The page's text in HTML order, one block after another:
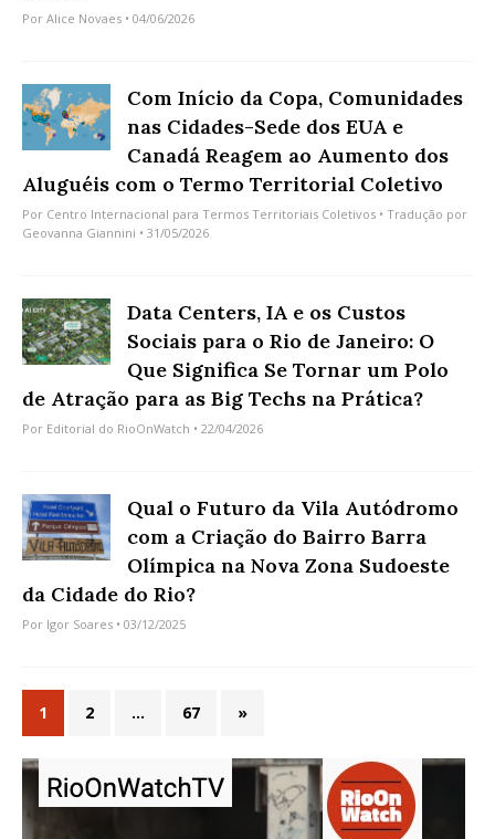
Por Alice Novaes • 04/06/2026
Com Início da Copa, Comunidades
nas Cidades-Sede dos EUA e
Canadá Reagem ao Aumento dos
Aluguéis com o Termo Territorial Coletivo
Por Centro Internacional para Termos Territoriais Coletivos • Tradução por
Geovanna Giannini • 31/05/2026
Data Centers, IA e os Custos
Sociais para o Rio de Janeiro: O
Que Significa Se Tornar um Polo
de Atração para as Big Techs na Prática?
Por Editorial do RioOnWatch • 22/04/2026
Qual o Futuro da Vila Autódromo
com a Criação do Bairro Barra
Olímpica na Nova Zona Sudoeste
da Cidade do Rio?
Por Igor Soares • 03/12/2025
1 2 … 67 »